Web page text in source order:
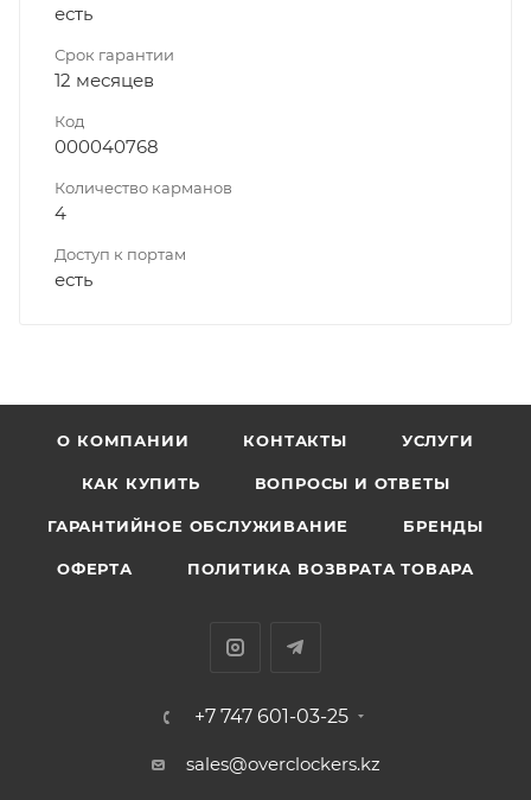
есть
Срок гарантии
12 месяцев
Код
000040768
Количество карманов
4
Доступ к портам
есть
О КОМПАНИИ КОНТАКТЫ УСЛУГИ
КАК КУПИТЬ ВОПРОСЫ И ОТВЕТЫ
ГАРАНТИЙНОЕ ОБСЛУЖИВАНИЕ БРЕНДЫ
ОФЕРТА ПОЛИТИКА ВОЗВРАТА ТОВАРА
+7 747 601-03-25
sales@overclockers.kz